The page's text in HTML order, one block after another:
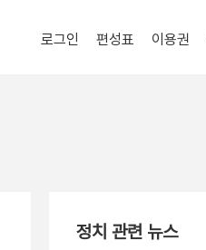
로그인 편성표 이용권
정치 관련 뉴스